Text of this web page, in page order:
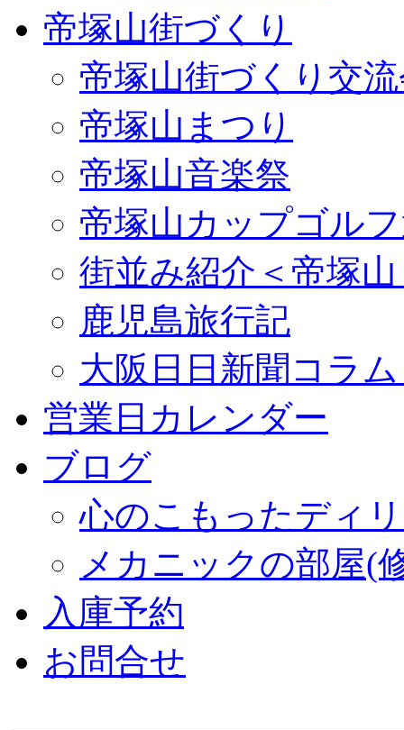
帝塚山街づくり
帝塚山街づくり交
帝塚山まつり
帝塚山音楽祭
帝塚山カップゴル
街並み紹介＜帝塚
鹿児島旅行記
大阪日日新聞コラ
営業日カレンダー
ブログ
心のこもったディ
メカニックの部屋(
入庫予約
お問合せ